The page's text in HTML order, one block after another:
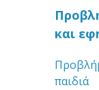
και
παιδιά